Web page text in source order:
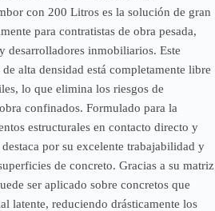
con 200 Litros es la solución de gran
para contratistas de obra pesada,
desarrolladores inmobiliarios. Este
alta densidad está completamente libre
lo que elimina los riesgos de
confinados. Formulado para la
estructurales en contacto directo y
por su excelente trabajabilidad y
de concreto. Gracias a su matriz
ser aplicado sobre concretos que
latente, reduciendo drásticamente los